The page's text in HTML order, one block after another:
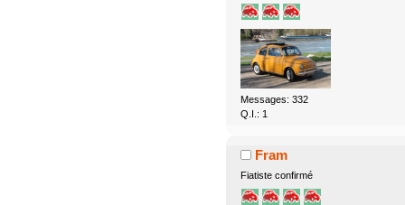
Messages: 332
Q.I.: 1
Fram
Fiatiste confirmé